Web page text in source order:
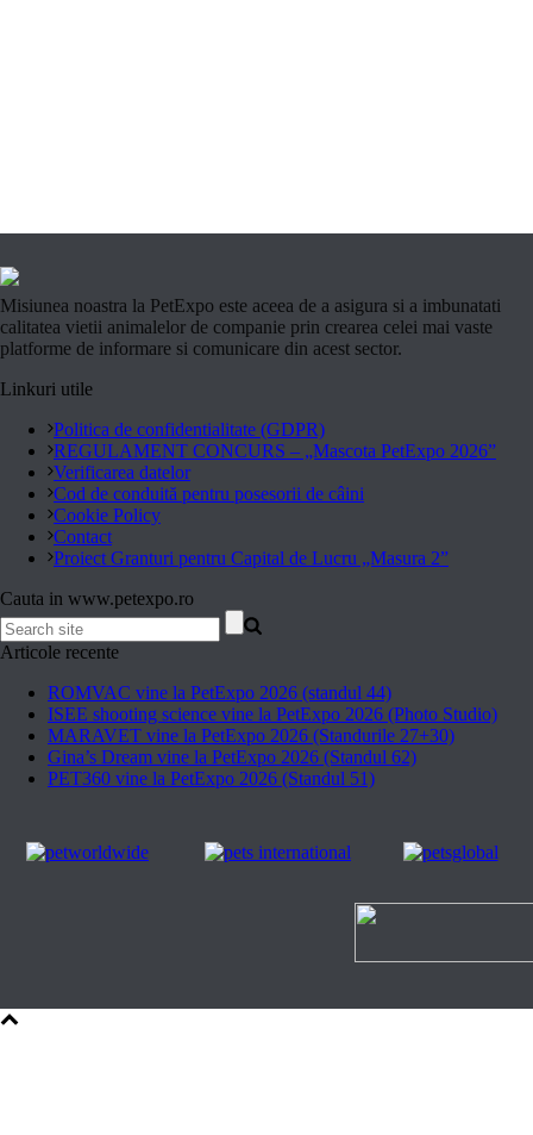
Misiunea noastra la PetExpo este aceea de a asigura si a imbunatati
calitatea vietii animalelor de companie prin crearea celei mai vaste
platforme de informare si comunicare din acest sector.
Linkuri utile
Politica de confidentialitate (GDPR)
REGULAMENT CONCURS – „Mascota PetExpo 2026”
Verificarea datelor
Cod de conduită pentru posesorii de câini
Cookie Policy
Contact
Proiect Granturi pentru Capital de Lucru „Masura 2”
Cauta in www.petexpo.ro
Articole recente
ROMVAC vine la PetExpo 2026 (standul 44)
ISEE shooting science vine la PetExpo 2026 (Photo Studio)
MARAVET vine la PetExpo 2026 (Standurile 27+30)
Gina’s Dream vine la PetExpo 2026 (Standul 62)
PET360 vine la PetExpo 2026 (Standul 51)